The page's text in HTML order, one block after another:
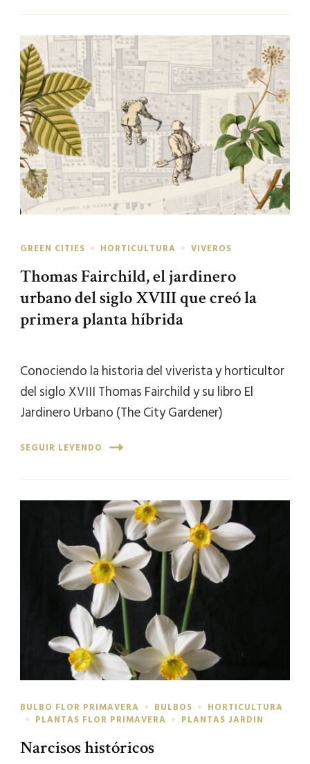
GREEN CITIES HORTICULTURA VIVEROS
Thomas Fairchild, el jardinero
urbano del siglo XVIII que creó la
primera planta híbrida
Conociendo la historia del viverista y horticultor
del siglo XVIII Thomas Fairchild y su libro El
Jardinero Urbano (The City Gardener)
SEGUIR LEYENDO
BULBO FLOR PRIMAVERA BULBOS
HORTICULTURA
PLANTAS FLOR PRIMAVERA
PLANTAS JARDIN
Narcisos históricos